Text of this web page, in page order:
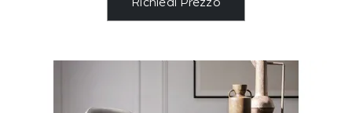
Richiedi Prezzo